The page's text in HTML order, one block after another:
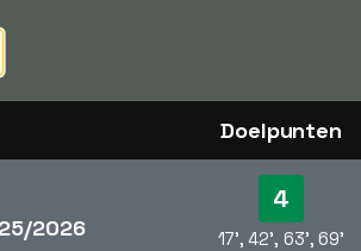
Doelpunten
2026
4
17', 42', 63', 69'